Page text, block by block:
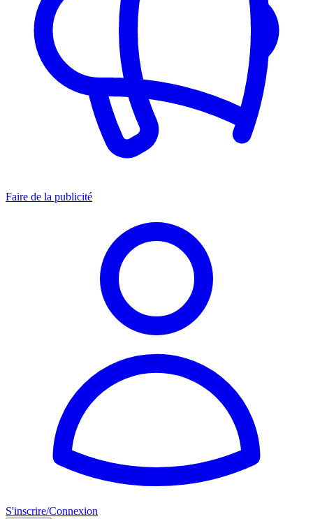
Faire de la publicité
S'inscrire/Connexion